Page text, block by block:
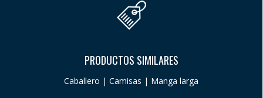
PRODUCTOS SIMILARES
Caballero | Camisas | Manga larga